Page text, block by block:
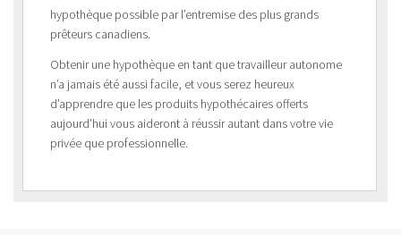
hypothèque possible par l’entremise des plus grands
prêteurs canadiens.
Obtenir une hypothèque en tant que travailleur autonome
n’a jamais été aussi facile, et vous serez heureux
d’apprendre que les produits hypothécaires offerts
aujourd’hui vous aideront à réussir autant dans votre vie
privée que professionnelle.